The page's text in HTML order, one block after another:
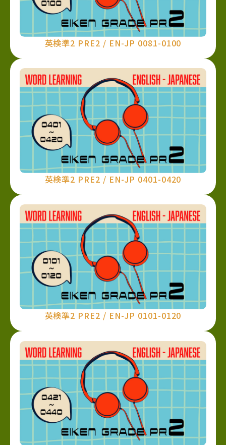
英検準2 PRE2 / EN-JP 0081-0100
英検準2 PRE2 / EN-JP 0401-0420
英検準2 PRE2 / EN-JP 0101-0120